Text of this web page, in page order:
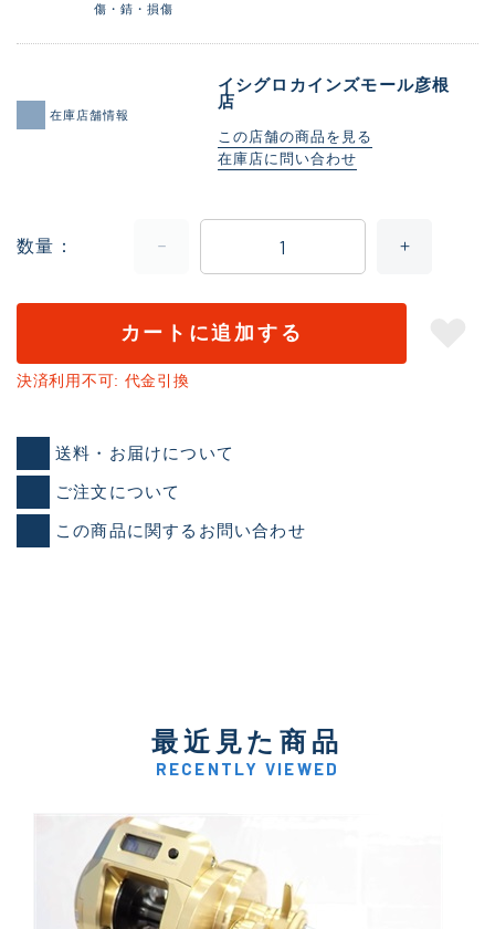
傷・錆・損傷
在庫店舗情報
イシグロカインズモール彦根
店
この店舗の商品を見る
在庫店に問い合わせ
数量
カートに追加する
決済利用不可: 代金引換
送料・お届けについて
ご注文について
この商品に関するお問い合わせ
最近見た商品
RECENTLY VIEWED